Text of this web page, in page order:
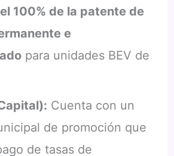
100% de la patente de
e
para unidades BEV de
Cuenta con un
de promoción que
de tasas de